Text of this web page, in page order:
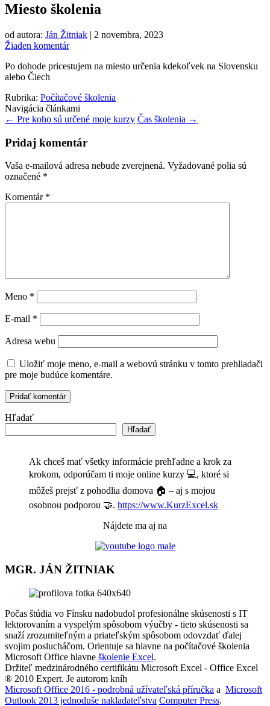
Miesto školenia
od autora: Ján Žitniak | 2 novembra, 2023
Žiaden komentár
Po dohode pricestujem na miesto určenia kdekoľvek na Slovensku
alebo Čiech
Rubrika: Počítačové školenia
Navigácia článkami
← Pre koho sú určené moje kurzy Čas školenia →
Pridaj komentár
Vaša e-mailová adresa nebude zverejnená. Vyžadované polia sú
označené *
Komentár *
Meno *
E-mail *
Adresa webu
Uložiť moje meno, e-mail a webovú stránku v tomto prehliadači
pre moje budúce komentáre.
Hľadať
Hľadať
Ak chceš mať všetky informácie prehľadne a krok za
krokom, odporúčam ti moje online kurzy 💻, ktoré si
môžeš prejsť z pohodlia domova 🏠 – aj s mojou
osobnou podporou 🤝. https://www.KurzExcel.sk
Nájdete ma aj na
MGR. JÁN ŽITNIAK
Počas štúdia vo Fínsku nadobudol profesionálne skúsenosti s IT
lektorovaním a vyspelým spôsobom výučby - tieto skúsenosti sa
snaží zrozumiteľným a priateľským spôsobom odovzdať ďalej
svojim poslucháčom. Orientuje sa hlavne na počítačové školenia
Microsoft Office hlavne školenie Excel.
Držiteľ medzinárodného certifikátu Microsoft Excel - Office Excel
® 2010 Expert. Je autorom kníh
Microsoft Office 2016 - podrobná užívateľská příručka a Microsoft
Outlook 2013 jednoduše nakladateľstva Computer Press.